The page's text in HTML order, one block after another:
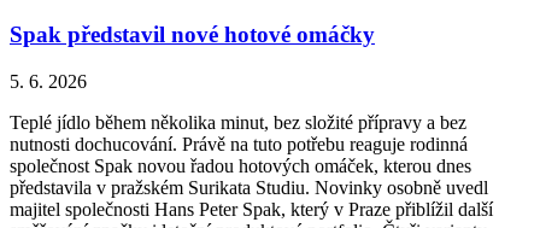
Spak představil nové hotové omáčky
5. 6. 2026
Teplé jídlo během několika minut, bez složité přípravy a bez
nutnosti dochucování. Právě na tuto potřebu reaguje rodinná
společnost Spak novou řadou hotových omáček, kterou dnes
představila v pražském Surikata Studiu. Novinky osobně uvedl
majitel společnosti Hans Peter Spak, který v Praze přiblížil další